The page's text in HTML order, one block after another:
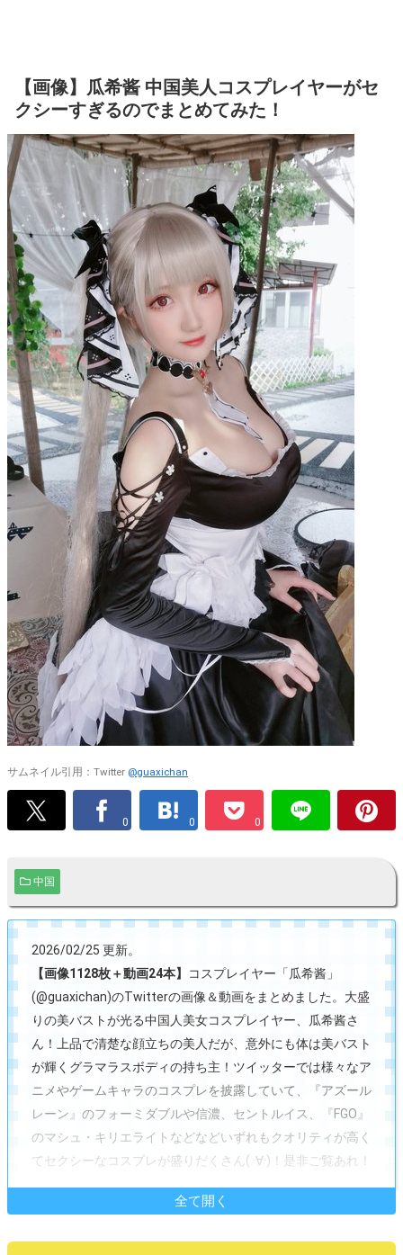
【画像】瓜希酱 中国美人コスプレイヤーがセ
クシーすぎるのでまとめてみた！
サムネイル引用：Twitter @guaxichan
0 0 0
中国
2026/02/25 更新。
【画像1128枚＋動画24本】
コスプレイヤー「瓜希酱」
(@guaxichan)のTwitterの画像＆動画をまとめました。大盛
りの美バストが光る中国人美女コスプレイヤー、瓜希酱さ
ん！上品で清楚な顔立ちの美人だが、意外にも体は美バスト
が輝くグラマラスボディの持ち主！ツイッターでは様々なア
ニメやゲームキャラのコスプレを披露していて、『アズール
レーン』のフォーミダブルや信濃、セントルイス、『FGO』
のマシュ・キリエライトなどなどいずれもクオリティが高く
てセクシーなコスプレが盛りだくさん( ·∀·)！是非ご覧あれ！
全て開く